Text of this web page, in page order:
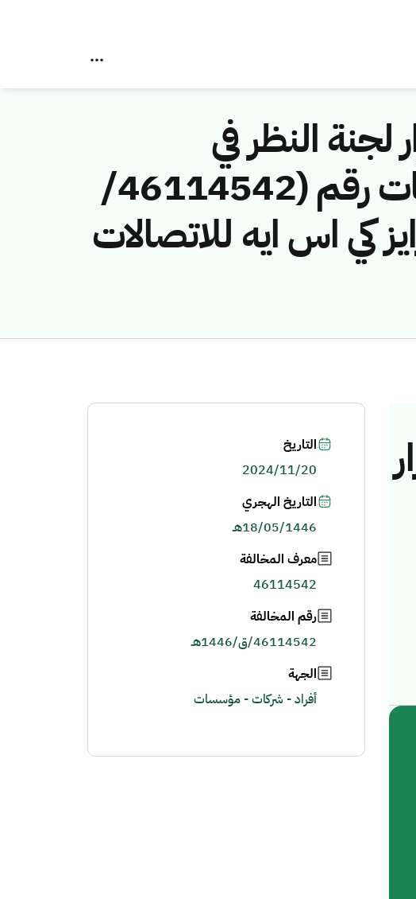
لجنة النظر في
مخالفات نظام الاتصالات وتقنية المعلومات رقم (46114542/
كي اس ايه للاتصالات
التاريخ
2024/11/20
التاريخ الهجري
18/05/1446هـ
معرف المخالفة
46114542
رقم المخالفة
46114542/ق/1446هـ
الجهة
أفراد - شركات - مؤسسات